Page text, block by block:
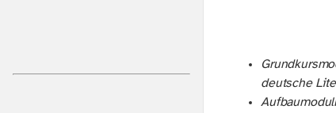
deutsche
Aufbaumodul